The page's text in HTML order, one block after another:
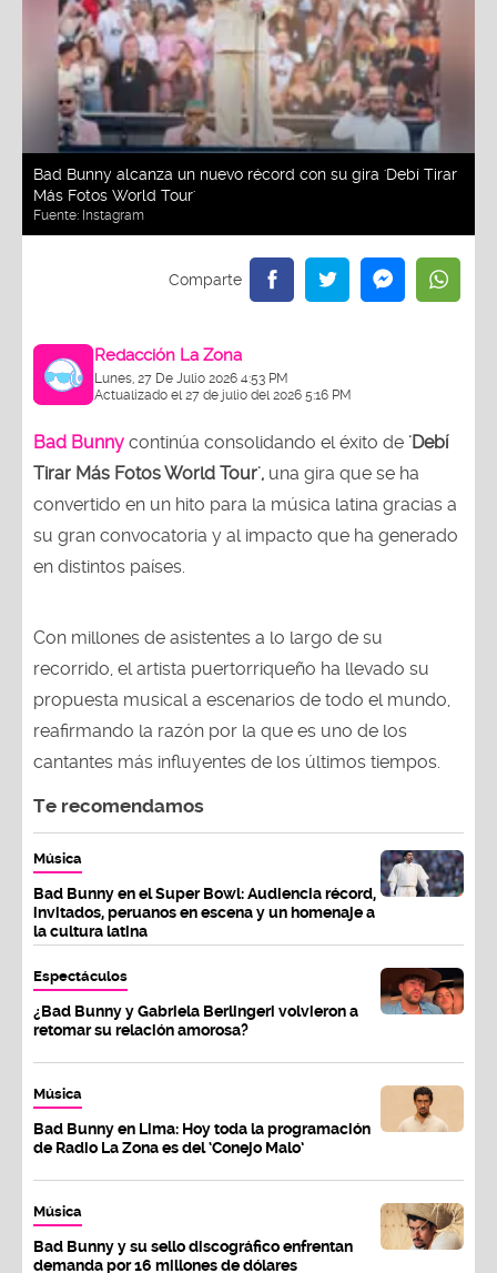
Bad Bunny alcanza un nuevo récord con su gira 'Debí Tirar
Más Fotos World Tour'
Fuente: Instagram
Redacción La Zona
Lunes, 27 De Julio 2026 4:53 PM
Actualizado el 27 de julio del 2026 5:16 PM
Bad Bunny continúa consolidando el éxito de 'Debí
Tirar Más Fotos World Tour', una gira que se ha
convertido en un hito para la música latina gracias a
su gran convocatoria y al impacto que ha generado
en distintos países.
Con millones de asistentes a lo largo de su
recorrido, el artista puertorriqueño ha llevado su
propuesta musical a escenarios de todo el mundo,
reafirmando la razón por la que es uno de los
cantantes más influyentes de los últimos tiempos.
Te recomendamos
Música
Bad Bunny en el Super Bowl: Audiencia récord,
invitados, peruanos en escena y un homenaje a
la cultura latina
Espectáculos
¿Bad Bunny y Gabriela Berlingeri volvieron a
retomar su relación amorosa?
Música
Bad Bunny en Lima: Hoy toda la programación
de Radio La Zona es del ‘Conejo Malo’
Música
Bad Bunny y su sello discográfico enfrentan
demanda por 16 millones de dólares